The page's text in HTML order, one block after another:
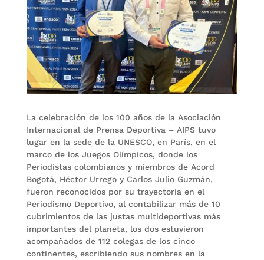
La celebración de los 100 años de la Asociación
Internacional de Prensa Deportiva – AIPS tuvo
lugar en la sede de la UNESCO, en París, en el
marco de los Juegos Olímpicos, donde los
Periodistas colombianos y miembros de Acord
Bogotá, Héctor Urrego y Carlos Julio Guzmán,
fueron reconocidos por su trayectoria en el
Periodismo Deportivo, al contabilizar más de 10
cubrimientos de las justas multideportivas más
importantes del planeta, los dos estuvieron
acompañados de 112 colegas de los cinco
continentes, escribiendo sus nombres en la